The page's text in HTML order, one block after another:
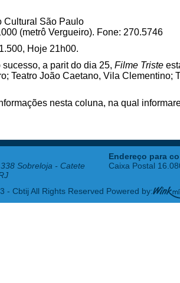
Cultural São Paulo
(metrô Vergueiro). Fone: 270.5746
Hoje 21h00.
a parit do dia 25, Filme Triste
Teatro João Caetano, Vila
nesta coluna, na qual
Sobreloja - Catete
Endereço para
Caixa Postal
- Cbtij All Rights Reserved Powered by: